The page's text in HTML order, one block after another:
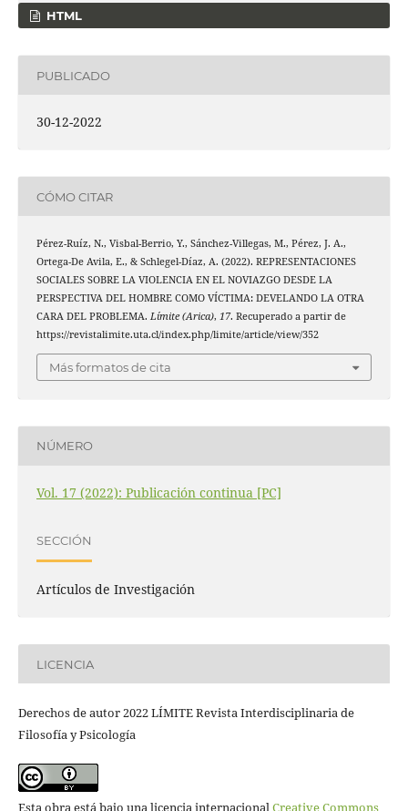
HTML
PUBLICADO
30-12-2022
CÓMO CITAR
Pérez-Ruíz, N., Visbal-Berrio, Y., Sánchez-Villegas, M., Pérez, J. A.,
Ortega-De Avila, E., & Schlegel-Díaz, A. (2022). REPRESENTACIONES
SOCIALES SOBRE LA VIOLENCIA EN EL NOVIAZGO DESDE LA
PERSPECTIVA DEL HOMBRE COMO VÍCTIMA: DEVELANDO LA OTRA
CARA DEL PROBLEMA. Límite (Arica), 17. Recuperado a partir de
https://revistalimite.uta.cl/index.php/limite/article/view/352
Más formatos de cita
NÚMERO
Vol. 17 (2022): Publicación continua [PC]
SECCIÓN
Artículos de Investigación
LICENCIA
Derechos de autor 2022 LÍMITE Revista Interdisciplinaria de
Filosofía y Psicología
Esta obra está bajo una licencia internacionalCreative Commons